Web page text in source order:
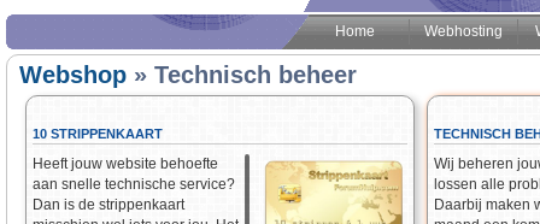
Home Webhosting
Webshop » Technisch beheer
10 STRIPPENKAART
Heeft jouw website behoefte
aan snelle technische service?
Dan is de strippenkaart
TECHNISCH
Wij beheren
lossen alle
Daarbij maken